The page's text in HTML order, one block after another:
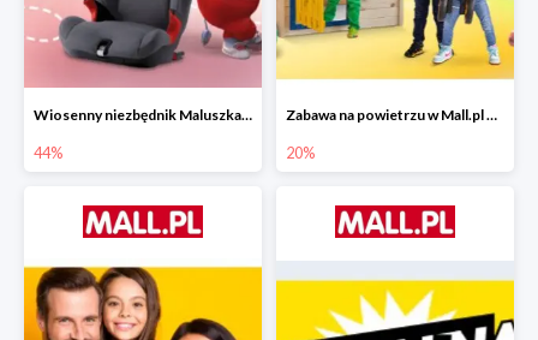
Wiosenny niezbędnik Maluszka w Mall.pl do -44%
44%
Zabawa na powietrzu w Mall.pl do -20%
20%